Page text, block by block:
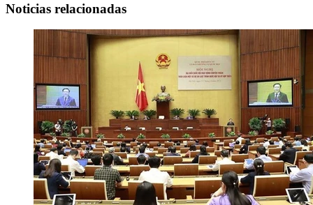
Noticias relacionadas